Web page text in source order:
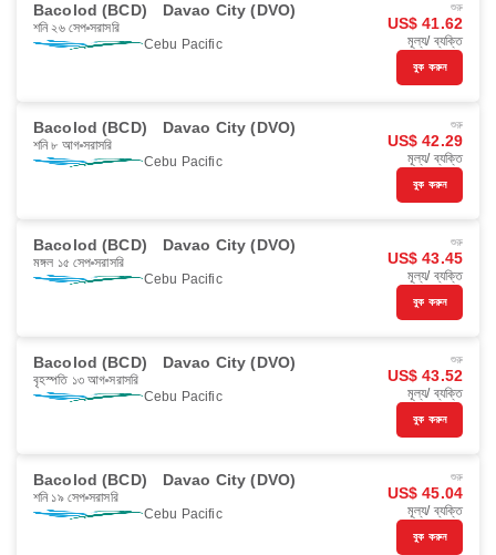
Bacolod (BCD) Davao City (DVO)
শনি ২৬ সেপ সরাসরি
Cebu Pacific
শুরু
US$ 41.62
মূল্য/ ব্যক্তি
বুক করুন
Bacolod (BCD) Davao City (DVO)
শনি ৮ আগ সরাসরি
Cebu Pacific
শুরু
US$ 42.29
মূল্য/ ব্যক্তি
বুক করুন
Bacolod (BCD) Davao City (DVO)
মঙ্গল ১৫ সেপ সরাসরি
Cebu Pacific
শুরু
US$ 43.45
মূল্য/ ব্যক্তি
বুক করুন
Bacolod (BCD) Davao City (DVO)
বৃহস্পতি ১৩ আগ সরাসরি
Cebu Pacific
শুরু
US$ 43.52
মূল্য/ ব্যক্তি
বুক করুন
Bacolod (BCD) Davao City (DVO)
শনি ১৯ সেপ সরাসরি
Cebu Pacific
শুরু
US$ 45.04
মূল্য/ ব্যক্তি
বুক করুন